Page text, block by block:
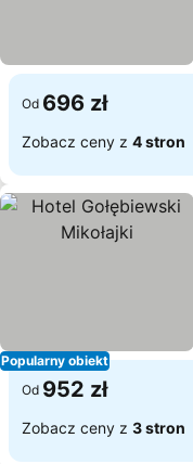
Od 696 zł
Zobacz ceny z 4 stron
Popularny obiekt
Od 952 zł
Zobacz ceny z 3 stron